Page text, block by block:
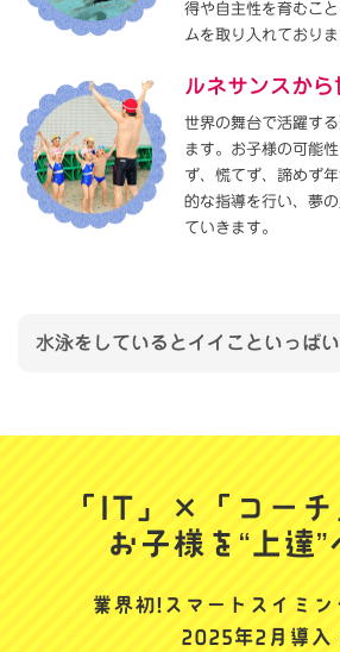
得や自主性を育むこ
ムを取り入れておりま
ルネサンスから
世界の舞台で活躍す
ます。お子様の可能
ず、慌てず、諦めず
的な指導を行い、夢
ていきます。
水泳をしているとイイこといっぱい
「IT」×「コーチ
お子様を“上達”
業界初!スマートスイミン
2025年2月導入